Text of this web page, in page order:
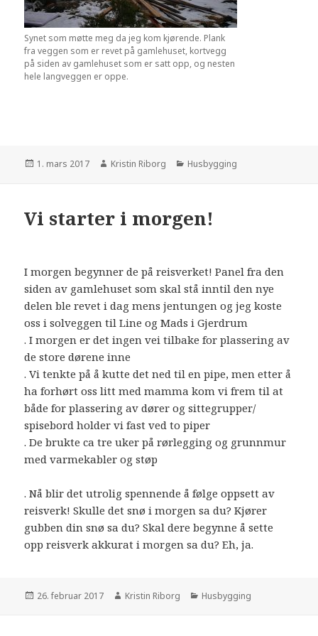
Synet som møtte meg da jeg kom kjørende. Plank
fra veggen som er revet på gamlehuset, kortvegg
på siden av gamlehuset som er satt opp, og nesten
hele langveggen er oppe.
Publisert
1. mars 2017 Forfatter
Kristin Riborg Kategorier
Husbygging
Vi starter i morgen!
I morgen begynner de på reisverket! Panel fra den
siden av gamlehuset som skal stå inntil den nye
delen ble revet i dag mens jentungen og jeg koste
oss i solveggen til Line og Mads i Gjerdrum
. I morgen er det ingen vei tilbake for plassering av
de store dørene inne
. Vi tenkte på å kutte det ned til en pipe, men etter å
ha forhørt oss litt med mamma kom vi frem til at
både for plassering av dører og sittegrupper/
spisebord holder vi fast ved to piper
. De brukte ca tre uker på rørlegging og grunnmur
med varmekabler og støp
. Nå blir det utrolig spennende å følge oppsett av
reisverk! Skulle det snø i morgen sa du? Kjører
gubben din snø sa du? Skal dere begynne å sette
opp reisverk akkurat i morgen sa du? Eh, ja.
Publisert
26. februar 2017 Forfatter
Kristin Riborg Kategorier
Husbygging